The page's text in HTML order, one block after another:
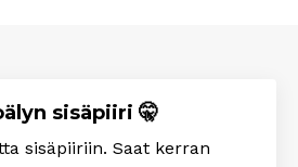
sisäpiiri 🤫
sisäpiiriin. Saat kerran